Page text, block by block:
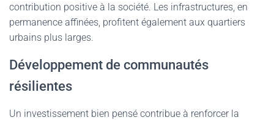
contribution positive à la société. Les infrastructures, en
permanence affinées, profitent également aux quartiers
urbains plus larges.
Développement de communautés
résilientes
Un investissement bien pensé contribue à renforcer la